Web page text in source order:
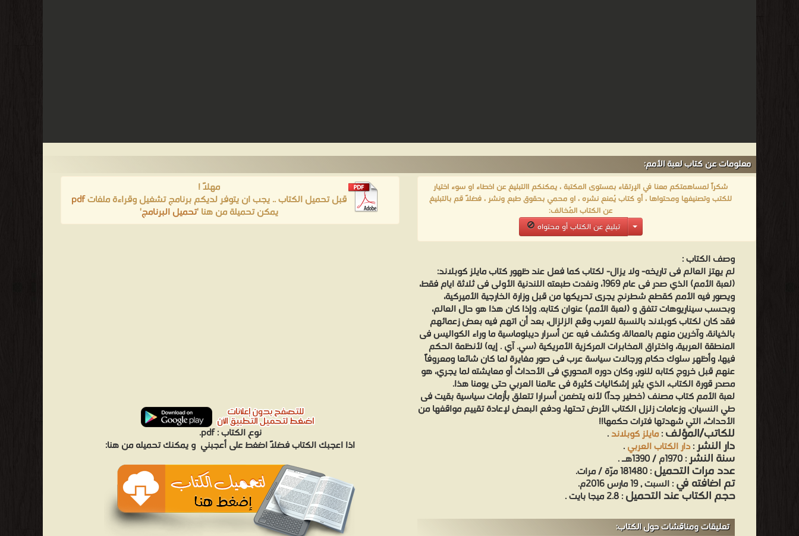
معلومات عن كتاب لعبة الأمم:
شكراً لمساهمتكم معنا في الإرتقاء بمستوى المكتبة ، يمكنكم االتبليغ عن اخطاء او سوء اختيار
للكتب وتصنيفها ومحتواها ، أو كتاب يُمنع نشره ، او محمي بحقوق طبع ونشر ، فضلاً قم بالتبليغ
عن الكتاب المُخالف:
تبليغ عن الكتاب أو محتواه
وصف الكتاب :
لم يهتز العالم فى تاريخه- ولا يزال- لكتاب كما فعل عند ظهور كتاب مايلز كوبلاند:
(لعبة الأمم) الذي صدر فى عام 1969، ونفدت طبعته اللندنية الأولى فى ثلاثة ايام فقط،
ويصور فيه الأمم كقطع شطرنج يجرى تحريكها من قبل وزارة الخارجية الأميركية،
وبحسب سيناريوهات تتفق و (لعبة الأمم) عنوان كتابه. وإذا كان هذا هو حال العالم،
فقد كان لكتاب كوبلاند بالنسبة للعرب وقع الزلزال، بعد أن اتهم فيه بعض زعمائهم
بالخيانة، وآخرين منهم بالعمالة، وكشف فيه عن أسرار ديبلوماسية ما وراء الكواليس فى
المنطقة العربية، واختراق المخابرات المركزية الأمريكية (سي. آي . إيه) لأنظمة الحكم
فيها، وأظهر سلوك حكام ورجالات سياسة عرب فى صور مغايرة لما كان شائعا ومعروفاً
عنهم قبل خروج كتابه للنور، وكان دوره المحوري فى الأحداث أو معايشته لما يجري، هو
مصدر قورة الكتاب، الذي يثير إشكاليات كثيرة فى عالمنا العربي حتى يومنا هذا.
لعبة الأمم كتاب مصنف (خطير جداً) لأنه يتضمن أسرارا تتعلق بأزمات سياسية بقيت فى
طي النسيان، وزعامات زلزل الكتاب الأرض تحتها، ودفع البعض لإعادة تقييم مواقفها من
الأحداث، التي شهدتها فترات حكمها!!
للكاتب/المؤلف:مايلز كوبلاند.
دار النشر:دار الكتاب العربي.
سنة النشر: 1970م / 1390هـ .
عدد مرات التحميل: 181480 مرّة / مرات.
تم اضافته في: السبت , 19 مارس 2016م.
حجم الكتاب عند التحميل: 2.8 ميجا بايت .
تعليقات ومناقشات حول الكتاب:
مهلاً !
قبل تحميل الكتاب .. يجب ان يتوفر لديكم برنامج تشغيل وقراءة ملفاتpdf
يمكن تحميلة من هنا 'تحميل البرنامج'
نوع الكتاب :pdf.
اذا اعجبك الكتاب فضلاً اضغط على أعجبني و يمكنك تحميله من هنا: